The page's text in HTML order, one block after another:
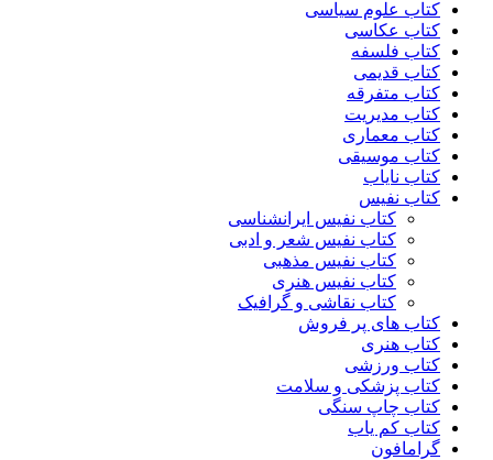
کتاب علوم سیاسی
کتاب عکاسی
کتاب فلسفه
کتاب قدیمی
کتاب متفرقه
کتاب مدیریت
کتاب معماری
کتاب موسیقی
کتاب نایاب
کتاب نفیس
کتاب نفیس ایرانشناسی
کتاب نفیس شعر و ادبی
کتاب نفیس مذهبی
کتاب نفیس هنری
کتاب نقاشی و گرافیک
کتاب های پر فروش
کتاب هنری
کتاب ورزشی
کتاب پزشکی و سلامت
کتاب چاپ سنگی
کتاب کم یاب
گرامافون